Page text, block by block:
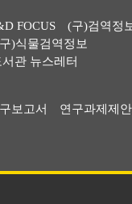
FOCUS
(구)검역정
)식물검역정보
서관 뉴스레터
보고서 연구과제제